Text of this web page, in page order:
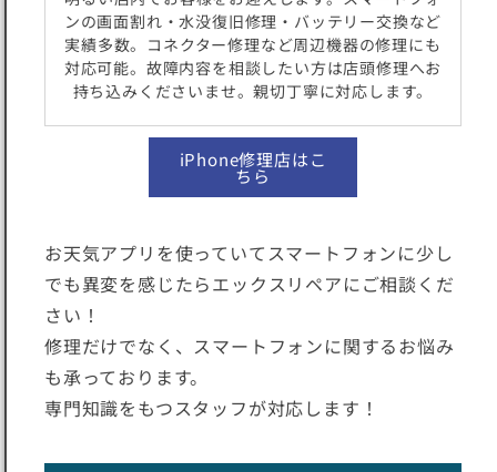
ンの画面割れ・水没復旧修理・バッテリー交換など
実績多数。コネクター修理など周辺機器の修理にも
対応可能。故障内容を相談したい方は店頭修理へお
持ち込みくださいませ。親切丁寧に対応します。
iPhone修理店はこ
ちら
お天気アプリを使っていてスマートフォンに少し
でも異変を感じたらエックスリペアにご相談くだ
さい！
修理だけでなく、スマートフォンに関するお悩み
も承っております。
専門知識をもつスタッフが対応します！